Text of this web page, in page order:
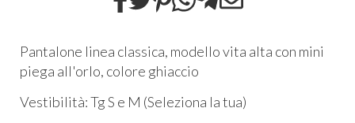
Pantalone linea classica, modello vita alta con mini
piega all'orlo, colore ghiaccio
Vestibilità: Tg S e M (Seleziona la tua)